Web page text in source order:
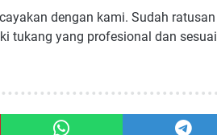
dengan kami. Sudah ratusan
tukang yang profesional dan sesuai